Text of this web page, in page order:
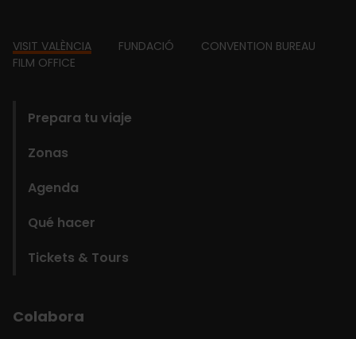
Footer
VISIT VALÈNCIA FUNDACIÓ
CONVENTION BUREAU
FILM OFFICE
Prepara tu viaje
Zonas
Agenda
Qué hacer
Tickets & Tours
Colabora